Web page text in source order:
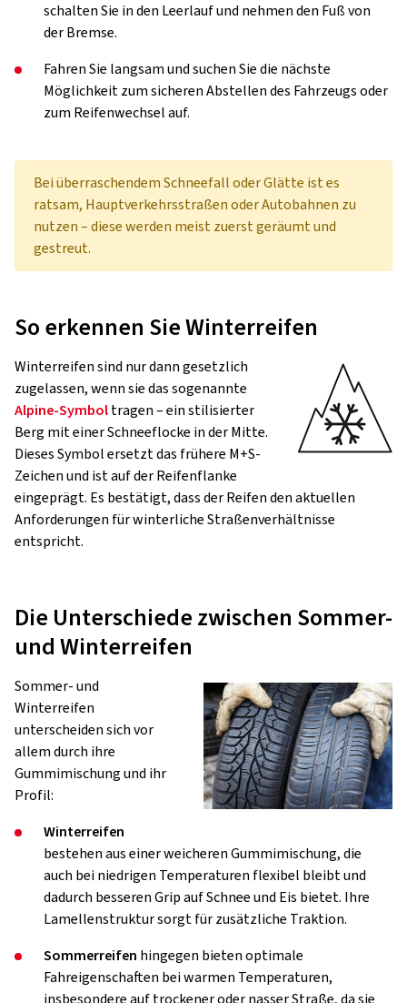
schalten Sie in den Leerlauf und nehmen den Fuß von
der Bremse.
Fahren Sie langsam und suchen Sie die nächste
Möglichkeit zum sicheren Abstellen des Fahrzeugs oder
zum Reifenwechsel auf.
Bei überraschendem Schneefall oder Glätte ist es
ratsam, Hauptverkehrsstraßen oder Autobahnen zu
nutzen – diese werden meist zuerst geräumt und
gestreut.
So erkennen Sie Winterreifen
Winterreifen sind nur dann gesetzlich
zugelassen, wenn sie das sogenannte
Alpine-Symboltragen – ein stilisierter
Berg mit einer Schneeflocke in der Mitte.
Dieses Symbol ersetzt das frühere M+S-
Zeichen und ist auf der Reifenflanke
eingeprägt. Es bestätigt, dass der Reifen den aktuellen
Anforderungen für winterliche Straßenverhältnisse
entspricht.
Die Unterschiede zwischen Sommer-
und Winterreifen
Sommer- und
Winterreifen
unterscheiden sich vor
allem durch ihre
Gummimischung und ihr
Profil:
Winterreifen
bestehen aus einer weicheren Gummimischung, die
auch bei niedrigen Temperaturen flexibel bleibt und
dadurch besseren Grip auf Schnee und Eis bietet. Ihre
Lamellenstruktur sorgt für zusätzliche Traktion.
Sommerreifen hingegen bieten optimale
Fahreigenschaften bei warmen Temperaturen,